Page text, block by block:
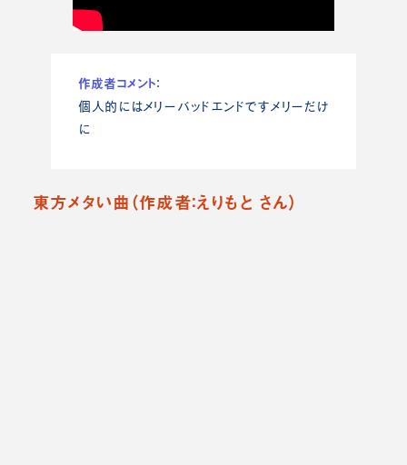
作成者コメント：
個人的にはメリーバッドエンドですメリーだけ
に
東方メタい曲（作成者：えりもと さん）